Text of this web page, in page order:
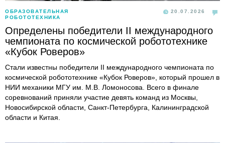
ОБРАЗОВАТЕЛЬНАЯ
РОБОТОТЕХНИКА
20.07.2026
Определены победители II международного
чемпионата по космической робототехнике
«Кубок Роверов»
Стали известны победители II международного чемпионата по
космической робототехнике «Кубок Роверов», который прошел в
НИИ механики МГУ им. М.В. Ломоносова. Всего в финале
соревнований приняли участие девять команд из Москвы,
Новосибирской области, Санкт-Петербурга, Калининградской
области и Китая.